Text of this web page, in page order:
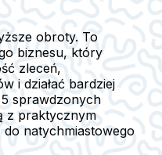
obroty. To
biznesu, który
zleceń,
i działać bardziej
sprawdzonych
z praktycznym
do natychmiastowego